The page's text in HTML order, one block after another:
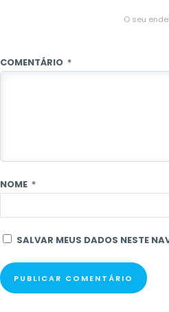
O seu
COMENTÁRIO *
NOME *
SALVAR MEUS DADOS NESTE